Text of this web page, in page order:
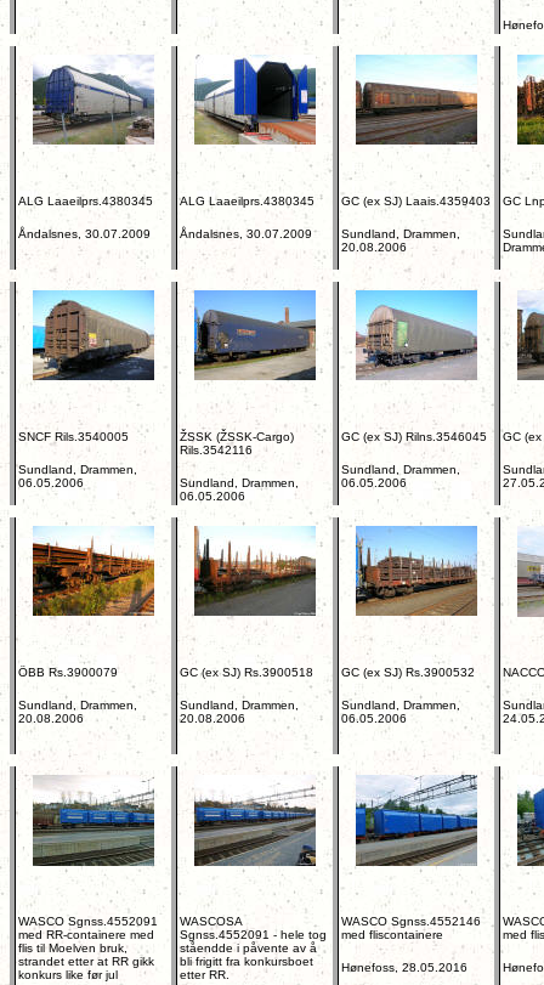
ALG Laaeilprs.4380345
Åndalsnes, 30.07.2009
ALG Laaeilprs.4380345
Åndalsnes, 30.07.2009
GC (ex SJ) Laais.4359403
Sundland, Drammen,
20.08.2006
GC
SNCF Rils.3540005
Sundland, Drammen,
06.05.2006
ŽSSK (ŽSSK-Cargo)
Rils.3542116
Sundland, Drammen,
06.05.2006
GC (ex SJ) Rilns.3546045
Sundland, Drammen,
06.05.2006
GC
ÖBB Rs.3900079
Sundland, Drammen,
20.08.2006
GC (ex SJ) Rs.3900518
Sundland, Drammen,
20.08.2006
GC (ex SJ) Rs.3900532
Sundland, Drammen,
06.05.2006
WASCO Sgnss.4552091
med RR-containere med
flis til Moelven bruk,
strandet etter at RR gikk
konkurs like før jul
WASCOSA
Sgnss.4552091 - hele tog
ståendde i påvente av å
bli frigitt fra konkursboet
etter RR.
WASCO Sgnss.4552146
med fliscontainere
Hønefoss, 28.05.2016
med